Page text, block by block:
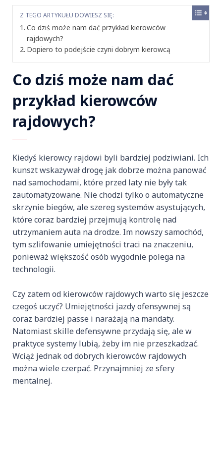
Z TEGO ARTYKUŁU DOWIESZ SIĘ:
Co dziś może nam dać przykład kierowców
rajdowych?
Dopiero to podejście czyni dobrym kierowcą
Co dziś może nam dać
przykład kierowców
rajdowych?
Kiedyś kierowcy rajdowi byli bardziej podziwiani. Ich
kunszt wskazywał drogę jak dobrze można panować
nad samochodami, które przed laty nie były tak
zautomatyzowane. Nie chodzi tylko o automatyczne
skrzynie biegów, ale szereg systemów asystujących,
które coraz bardziej przejmują kontrolę nad
utrzymaniem auta na drodze. Im nowszy samochód,
tym szlifowanie umiejętności traci na znaczeniu,
ponieważ większość osób wygodnie polega na
technologii.
Czy zatem od kierowców rajdowych warto się jeszcze
czegoś uczyć? Umiejętności jazdy ofensywnej są
coraz bardziej passe i narażają na mandaty.
Natomiast skille defensywne przydają się, ale w
praktyce systemy lubią, żeby im nie przeszkadzać.
Wciąż jednak od dobrych kierowców rajdowych
można wiele czerpać. Przynajmniej ze sfery
mentalnej.